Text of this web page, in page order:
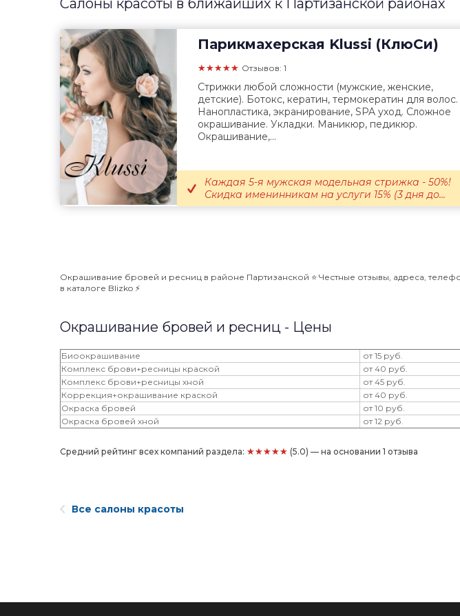
Салоны красоты в ближайших к Партизанской районах
Парикмахерская Klussi (КлюСи)
★★★★★ Отзывов: 1
Стрижки любой сложности (мужские, женские,
детские). Ботокс, кератин, термокератин для волос.
Нанопластика, экранирование, SPA уход. Сложное
окрашивание. Укладки. Маникюр, педикюр.
Окрашивание,...
Каждая 5-я мужская модельная стрижка - 50%!
Скидка именинникам на услуги 15% (3 дня до...
Окрашивание бровей и ресниц в районе Партизанской ⭐️ Честные отзывы, адреса,
в каталоге Blizko ⚡️
Окрашивание бровей и ресниц - Цены
Биоокрашивание
от 15 руб.
Комплекс брови+ресницы краской
от 40 руб.
Комплекс брови+ресницы хной
от 45 руб.
Коррекция+окрашивание краской
от 40 руб.
Окраска бровей
от 10 руб.
Окраска бровей хной
от 12 руб.
Средний рейтинг всех компаний раздела: ★★★★★ (5.0) — на основании 1 отзыва
Все салоны красоты